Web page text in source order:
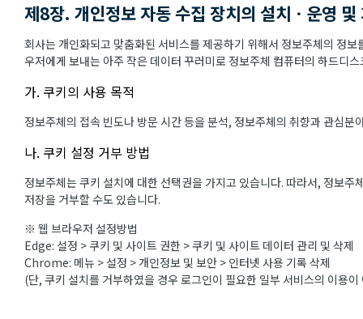
제8장. 개인정보 자동 수집 장치의 설치ㆍ운영 및
회사는 개인화되고 맞춤화된 서비스를 제공하기 위해서 정보주체의 정
우저에게 보내는 아주 작은 데이터 꾸러미로 정보주체 컴퓨터의 하드디
가. 쿠키의 사용 목적
정보주체의 접속 빈도나 방문 시간 등을 분석, 정보주체의 취향과 관심
나. 쿠키 설정 거부 방법
정보주체는 쿠키 설치에 대한 선택권을 가지고 있습니다. 따라서, 정보
저장을 거부할 수도 있습니다.
※ 웹 브라우저 설정방법
Edge: 설정 > 쿠키 및 사이트 권한 > 쿠키 및 사이트 데이터 관리 및 삭제
Chrome: 메뉴 > 설정 > 개인정보 및 보안 > 인터넷 사용 기록 삭제
(단, 쿠키 설치를 거부하였을 경우 로그인이 필요한 일부 서비스의 이용